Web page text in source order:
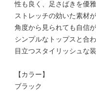
性も良く、足さばきを優
ストレッチの効いた素材
角度から見られても自信
シンプルなトップスと合
目立つスタイリッシュな
【カラー】
ブラック